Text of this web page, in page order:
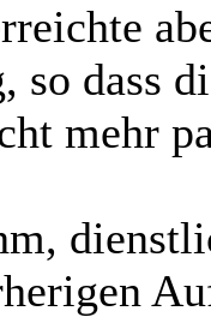
so dass
mehr